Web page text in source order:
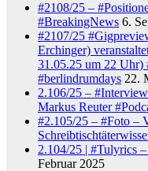
#2108/25 –
#BreakingNews 6.
#2107/25
Erchinger)
31.05.25 um 22 Uhr)
#berlindrumdays 22.
2.106/25 –
Markus Reuter
#2.105/25 – #Foto –
2.104/25 | #Tulyrics
Februar 2025